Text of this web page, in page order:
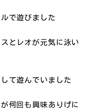
で遊びました
とレオが元気に泳い
て遊んでいました
何回も興味ありげに